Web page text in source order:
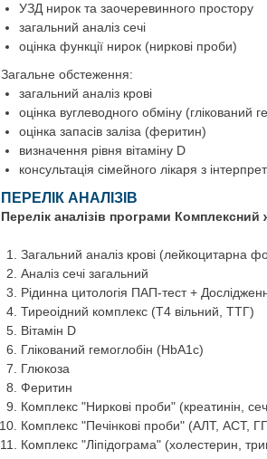
УЗД нирок та заочеревинного простору
загальний аналіз сечі
оцінка функції нирок (ниркові проби)
Загальне обстеження:
загальний аналіз крові
оцінка вуглеводного обміну (глікований
оцінка запасів заліза (феритин)
визначення рівня вітаміну D
консультація сімейного лікаря з
ПЕРЕЛІК АНАЛІЗІВ
Перелік аналізів програми Комплексний
Загальний аналіз крові (лейкоцитарна
Аналіз сечі загальний
Рідинна цитологія ПАП-тест +
Тиреоідний комплекс (T4 вільний, ТТГ)
Вітамін D
Глікований гемоглобін (HbA1c)
Глюкоза
Феритин
Комплекс "Ниркові проби" (креатинін,
Комплекс "Печінкові проби" (АЛТ, АСТ,
Комплекс "Ліпідограма" (холестерин,